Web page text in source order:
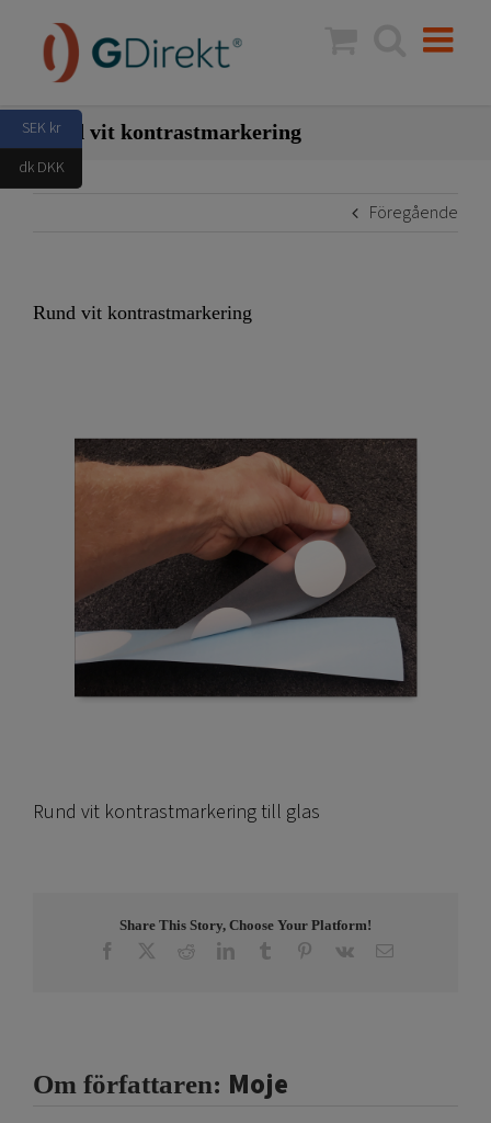
innehållet
Rund vit kontrastmarkering
Föregående
Rund vit kontrastmarkering
Rund vit kontrastmarkering till glas
Share This Story, Choose Your Platform!
Facebook RedditLinkedInTumblr Pinterest
Vk E-
Om författaren: Moje
SEK kr
dk DKK